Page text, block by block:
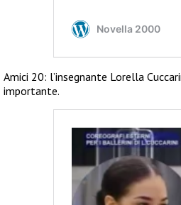
Amici 20: l’insegnante Lorella
importante.